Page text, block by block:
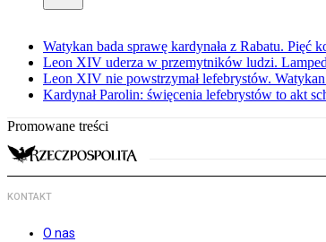
Watykan bada sprawę kardynała z Rabatu. Pięć
Leon XIV uderza w przemytników ludzi.
Leon XIV nie powstrzymał lefebrystów.
Kardynał Parolin: święcenia lefebrystów to akt
Promowane treści
KONTAKT
O nas